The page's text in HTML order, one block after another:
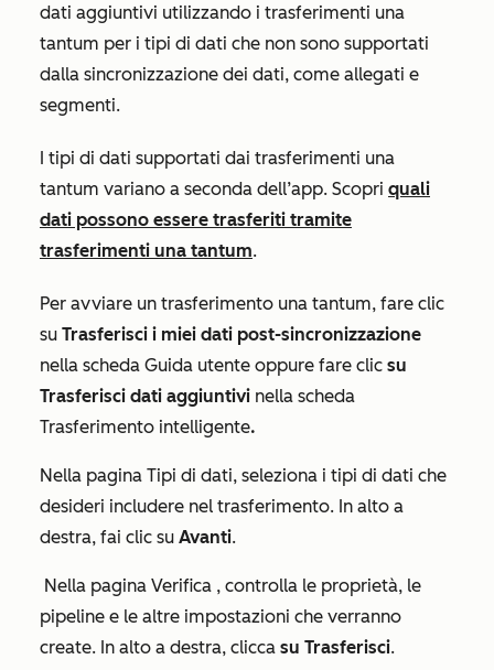
dati aggiuntivi utilizzando i trasferimenti una
tantum per i tipi di dati che non sono supportati
dalla sincronizzazione dei dati, come allegati e
segmenti.
I tipi di dati supportati dai trasferimenti una
tantum variano a seconda dell’app. Scopri quali
dati possono essere trasferiti tramite
trasferimenti una tantum.
Per avviare un trasferimento una tantum, fare clic
su Trasferisci i miei dati post-sincronizzazione
nella scheda Guida utente oppure fare clic su
Trasferisci dati aggiuntivi nella scheda
Trasferimento intelligente.
Nella pagina Tipi di dati, seleziona i tipi di dati che
desideri includere nel trasferimento. In alto a
destra, fai clic su Avanti.
Nella pagina Verifica , controlla le proprietà, le
pipeline e le altre impostazioni che verranno
create. In alto a destra, clicca su Trasferisci.